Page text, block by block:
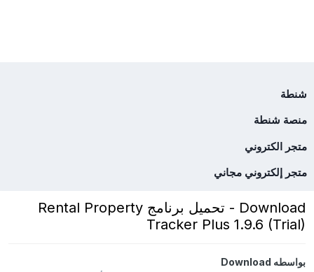
شنطة
منصة شنطة
متجر الكتروني
متجر إلكتروني مجاني
Download - تحميل برنامج Rental Property
Tracker Plus 1.9.6 (Trial)
بواسطهDownload